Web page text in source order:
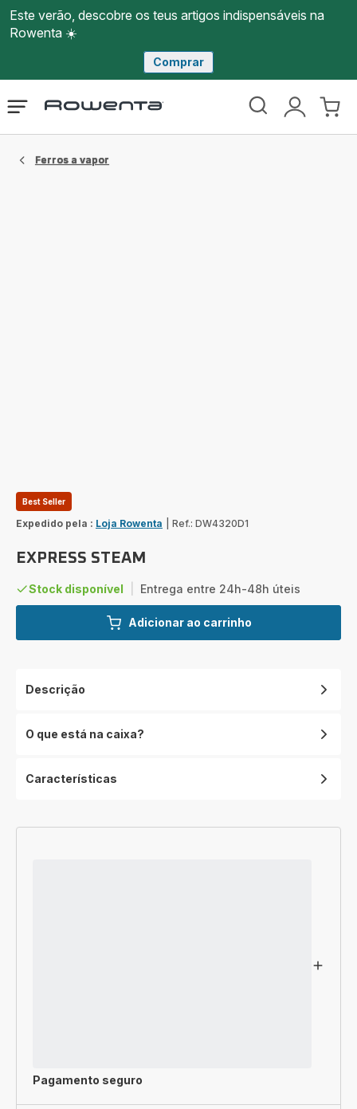
Este verão, descobre os teus artigos indispensáveis na
Rowenta ☀️
Comprar
Página
Rowenta
O
Abrir
Ferros a vapor
Best Seller
Expedido pela : Loja Rowenta Ref.: DW4320D1
EXPRESS STEAM
Stock disponível Entrega entre 24h-48h úteis
Adicionar ao carrinho
Descrição
O que está na caixa?
Características
Pagamento seguro